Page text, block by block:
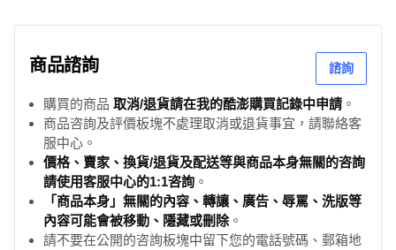
商品諮詢 諮詢
購買的商品 取消/退貨請在我的酷澎購買記錄中申請 。
商品咨詢及評價板塊不處理取消或退貨事宜，請聯絡客
服中心。
價格、賣家、換貨/退貨及配送等與商品本身無關的咨詢
請使用客服中心的1:1咨詢 。
「商品本身」無關的內容、轉讓、廣告、辱罵、洗版等
內容可能會被移動、隱藏或刪除。
請不要在公開的咨詢板塊中留下您的電話號碼、郵箱地